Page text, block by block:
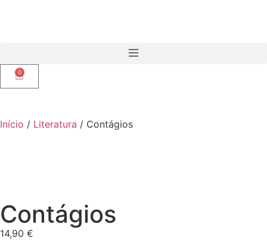
0
Início / Literatura / Contágios
Contágios
14,90 €